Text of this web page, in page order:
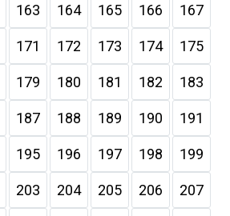
163 164 165 166 167
171 172 173 174 175
179 180 181 182 183
187 188 189 190 191
195 196 197 198 199
203 204 205 206 207